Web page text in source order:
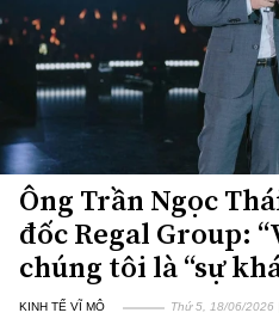
Ông Trần Ngọc
đốc Regal Group:
chúng tôi là “sự
KINH TẾ VĨ MÔ Thứ 5, 18/06/2026